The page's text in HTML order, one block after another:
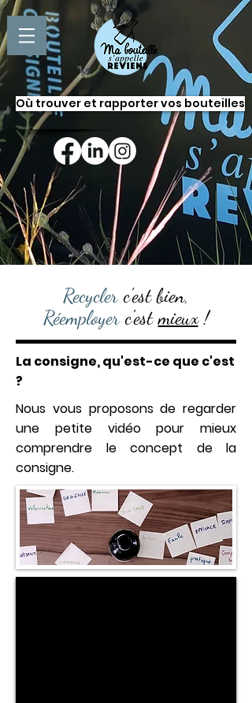
Où trouver et rapporter vos bouteilles
Recycler c'est bien,
Réemployer c'estmieux!
La consigne, qu'est-ce que c'est
?
Nous vous proposons de regarder
une petite vidéo pour mieux
comprendre le concept de la
consigne.